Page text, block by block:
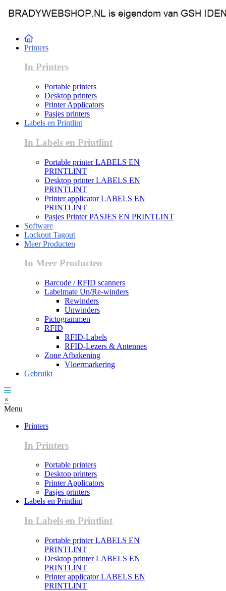
Printers
In Printers
Portable printers
Desktop printers
Printer Applicators
Pasjes printers
Labels en Printlint
In Labels en Printlint
Portable printer LABELS EN
PRINTLINT
Desktop printer LABELS EN
PRINTLINT
Printer applicator LABELS EN
PRINTLINT
Pasjes Printer PASJES EN PRINTLINT
Software
Lockout Tagout
Meer Producten
In Meer Producten
Barcode / RFID scanners
Labelmate Un/Re-winders
Rewinders
Unwinders
Pictogrammen
RFID
RFID-Labels
RFID-Lezers & Antennes
Zone Afbakening
Vloermarkering
Gebruikt
×
Menu
Printers
In Printers
Portable printers
Desktop printers
Printer Applicators
Pasjes printers
Labels en Printlint
In Labels en Printlint
Portable printer LABELS EN
PRINTLINT
Desktop printer LABELS EN
PRINTLINT
Printer applicator LABELS EN
PRINTLINT